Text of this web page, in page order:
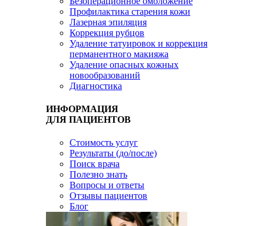
Профилактика старения кожи
Лазерная эпиляция
Коррекция рубцов
Удаление татуировок и коррекция
перманентного макияжа
Удаление опасных кожных
новообразований
Диагностика
ИНФОРМАЦИЯ
ДЛЯ ПАЦИЕНТОВ
Стоимость услуг
Результаты (до/после)
Поиск врача
Полезно знать
Вопросы и ответы
Отзывы пациентов
Блог